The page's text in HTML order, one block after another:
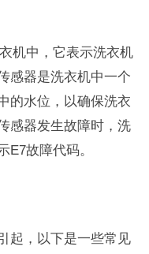
机中，它表示洗衣机
感器是洗衣机中一个
的水位，以确保洗衣
感器发生故障时，洗
E7故障代码。
起，以下是一些常见